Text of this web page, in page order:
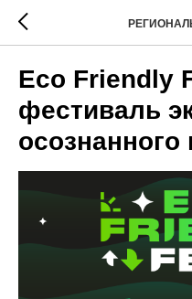
Eco Friendly
фестиваль
осознанного